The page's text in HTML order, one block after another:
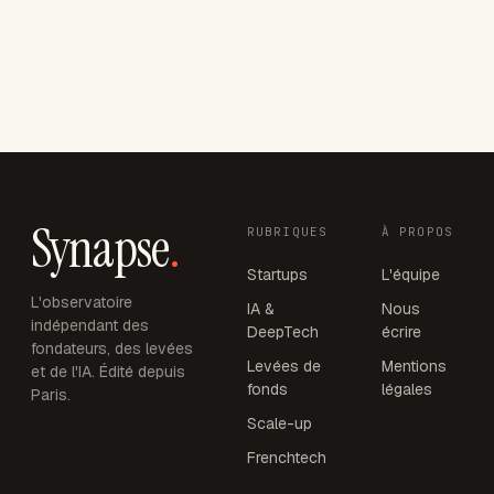
Synapse.
L'observatoire
indépendant des
fondateurs, des levées
et de l'IA. Édité depuis
Paris.
RUBRIQUES
Startups
IA &
DeepTech
Levées de
fonds
Scale-up
Frenchtech
À PROPOS
L'équipe
Nous
écrire
Mentions
légales